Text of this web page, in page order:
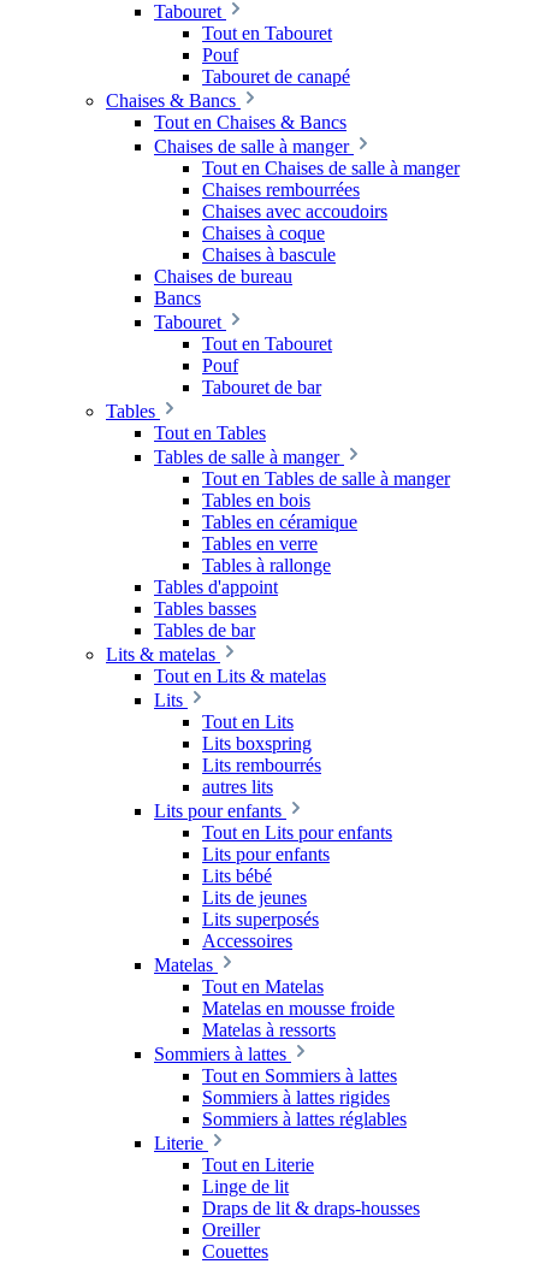
Tabouret
Tout en Tabouret
Pouf
Tabouret de canapé
Chaises & Bancs
Tout en Chaises & Bancs
Chaises de salle à manger
Tout en Chaises de salle à manger
Chaises rembourrées
Chaises avec accoudoirs
Chaises à coque
Chaises à bascule
Chaises de bureau
Bancs
Tabouret
Tout en Tabouret
Pouf
Tabouret de bar
Tables
Tout en Tables
Tables de salle à manger
Tout en Tables de salle à manger
Tables en bois
Tables en céramique
Tables en verre
Tables à rallonge
Tables d'appoint
Tables basses
Tables de bar
Lits & matelas
Tout en Lits & matelas
Lits
Tout en Lits
Lits boxspring
Lits rembourrés
autres lits
Lits pour enfants
Tout en Lits pour enfants
Lits pour enfants
Lits bébé
Lits de jeunes
Lits superposés
Accessoires
Matelas
Tout en Matelas
Matelas en mousse froide
Matelas à ressorts
Sommiers à lattes
Tout en Sommiers à lattes
Sommiers à lattes rigides
Sommiers à lattes réglables
Literie
Tout en Literie
Linge de lit
Draps de lit & draps-housses
Oreiller
Couettes